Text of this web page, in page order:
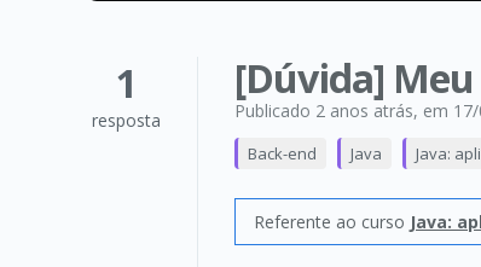
1
resposta
[Dúvida]
Publicado 2 anos atrás, em
Back-end Java Java:
Referente ao curso Java: